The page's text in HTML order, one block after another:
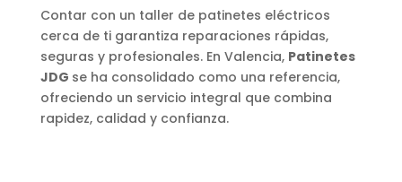
Contar con un taller de patinetes eléctricos
cerca de ti garantiza reparaciones rápidas,
seguras y profesionales. En Valencia, Patinetes
JDG se ha consolidado como una referencia,
ofreciendo un servicio integral que combina
rapidez, calidad y confianza.